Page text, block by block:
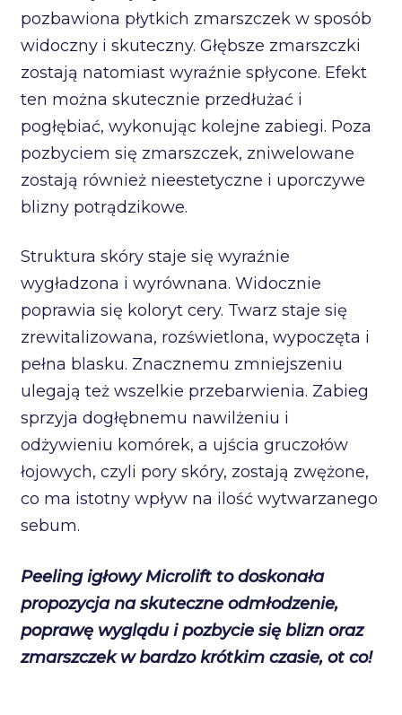
pozbawiona płytkich zmarszczek w sposób
widoczny i skuteczny. Głębsze zmarszczki
zostają natomiast wyraźnie spłycone. Efekt
ten można skutecznie przedłużać i
pogłębiać, wykonując kolejne zabiegi. Poza
pozbyciem się zmarszczek, zniwelowane
zostają również nieestetyczne i uporczywe
blizny potrądzikowe.
Struktura skóry staje się wyraźnie
wygładzona i wyrównana. Widocznie
poprawia się koloryt cery. Twarz staje się
zrewitalizowana, rozświetlona, wypoczęta i
pełna blasku. Znacznemu zmniejszeniu
ulegają też wszelkie przebarwienia. Zabieg
sprzyja dogłębnemu nawilżeniu i
odżywieniu komórek, a ujścia gruczołów
łojowych, czyli pory skóry, zostają zwężone,
co ma istotny wpływ na ilość wytwarzanego
sebum.
Peeling igłowy Microlift to doskonała
propozycja na skuteczne odmłodzenie,
poprawę wyglądu i pozbycie się blizn oraz
zmarszczek w bardzo krótkim czasie, ot co!